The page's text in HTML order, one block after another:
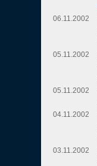
06.11.2002
05.11.2002
05.11.2002
04.11.2002
03.11.2002